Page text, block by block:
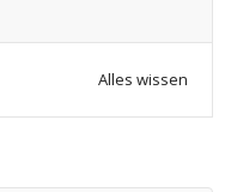
Alles wissen